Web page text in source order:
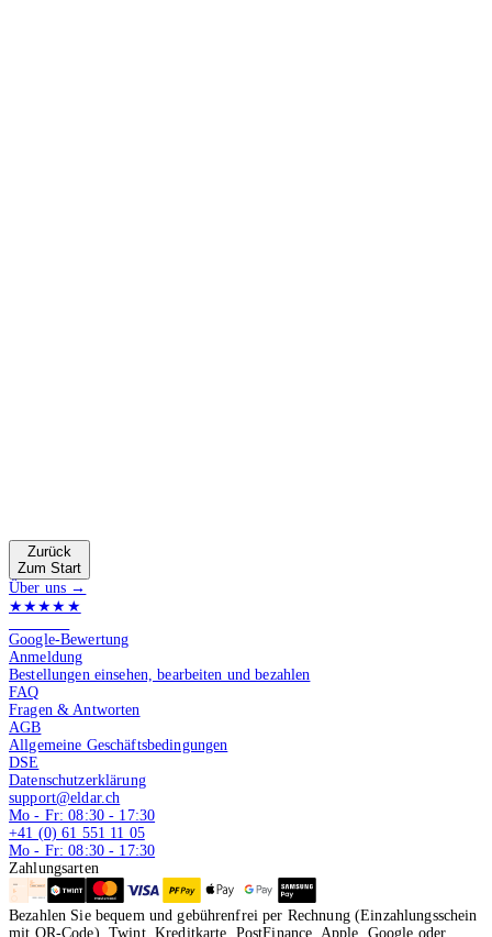
Zurück
Zum Start
Über uns →
★★★★★
Google-Bewertung
Anmeldung
Bestellungen einsehen, bearbeiten und bezahlen
FAQ
Fragen & Antworten
AGB
Allgemeine Geschäftsbedingungen
DSE
Datenschutzerklärung
support@eldar.ch
Mo - Fr: 08:30 - 17:30
+41 (0) 61 551 11 05
Mo - Fr: 08:30 - 17:30
Zahlungsarten
Bezahlen Sie bequem und gebührenfrei per Rechnung (Einzahlungsschein
mit QR-Code), Twint, Kreditkarte, PostFinance, Apple, Google oder